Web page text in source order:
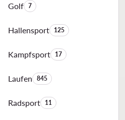
GolfAnzahl der Produkte:
7
HallensportAnzahl der Produkte:
125
KampfsportAnzahl der Produkte:
17
LaufenAnzahl der Produkte:
845
RadsportAnzahl der Produkte:
11